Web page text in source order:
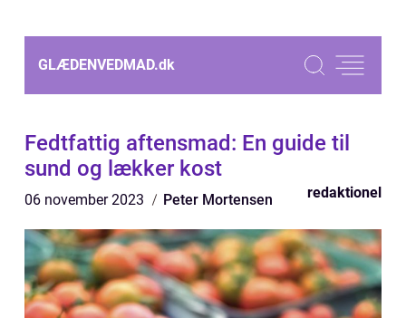
GLÆDENVEDMAD.dk
Fedtfattig aftensmad: En guide til
sund og lækker kost
06 november 2023 Peter Mortensen redaktionel